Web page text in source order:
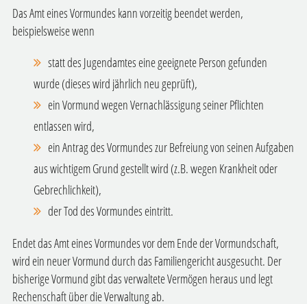
Das Amt eines Vormundes kann vorzeitig beendet werden,
beispielsweise wenn
statt des Jugendamtes eine geeignete Person gefunden
wurde (dieses wird jährlich neu geprüft),
ein Vormund wegen Vernachlässigung seiner Pflichten
entlassen wird,
ein Antrag des Vormundes zur Befreiung von seinen Aufgaben
aus wichtigem Grund gestellt wird (z.B. wegen Krankheit oder
Gebrechlichkeit),
der Tod des Vormundes eintritt.
Endet das Amt eines Vormundes vor dem Ende der Vormundschaft,
wird ein neuer Vormund durch das Familiengericht ausgesucht. Der
bisherige Vormund gibt das verwaltete Vermögen heraus und legt
Rechenschaft über die Verwaltung ab.